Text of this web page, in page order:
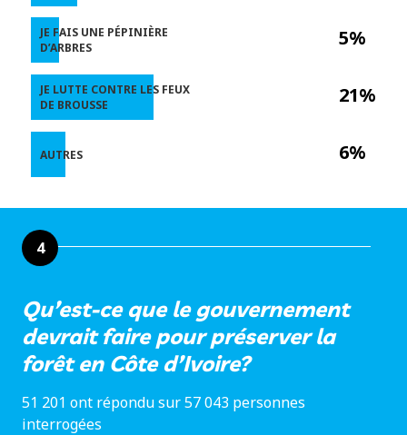
5%
21%
6%
JE FAIS UNE PÉPINIÈRE
D’ARBRES
JE LUTTE CONTRE LES FEUX
DE BROUSSE
AUTRES
4
Qu’est-ce que le gouvernement
devrait faire pour préserver la
forêt en Côte d’Ivoire?
51 201 ont répondu sur 57 043 personnes
interrogées